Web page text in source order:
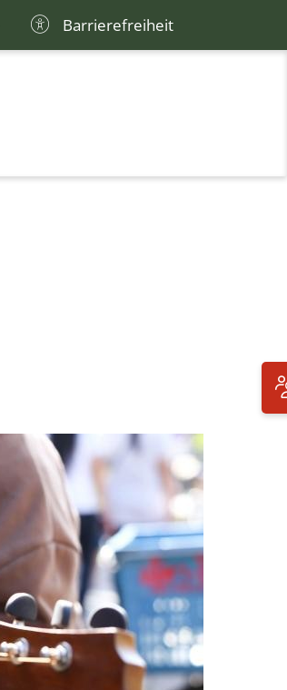
Barrierefreiheit